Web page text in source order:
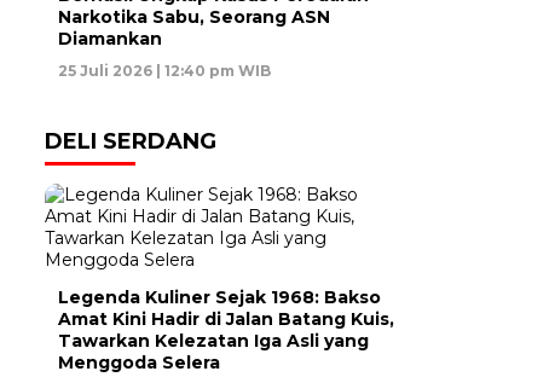
Narkotika Sabu, Seorang ASN
Diamankan
25 Juli 2026 | 12:40 pm WIB
DELI SERDANG
Legenda Kuliner Sejak 1968: Bakso
Amat Kini Hadir di Jalan Batang Kuis,
Tawarkan Kelezatan Iga Asli yang
Menggoda Selera